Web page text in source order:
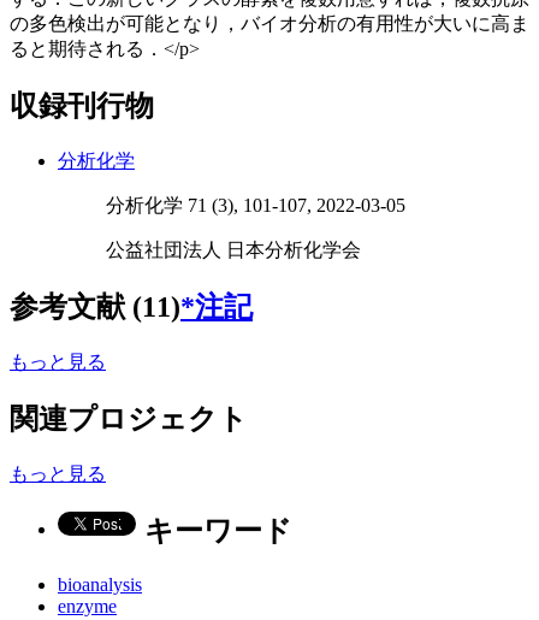
の多色検出が可能となり，バイオ分析の有用性が大いに高ま
ると期待される．</p>
収録刊行物
分析化学
分析化学 71 (3), 101-107, 2022-03-05
公益社団法人 日本分析化学会
参考文献 (11)*注記
もっと見る
関連プロジェクト
もっと見る
キーワード
bioanalysis
enzyme